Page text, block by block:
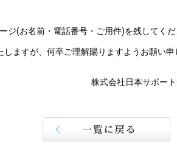
名前・電話番号・ご用件)を残してくだ
ますが、何卒ご理解賜りますようお願い申
ポートサー